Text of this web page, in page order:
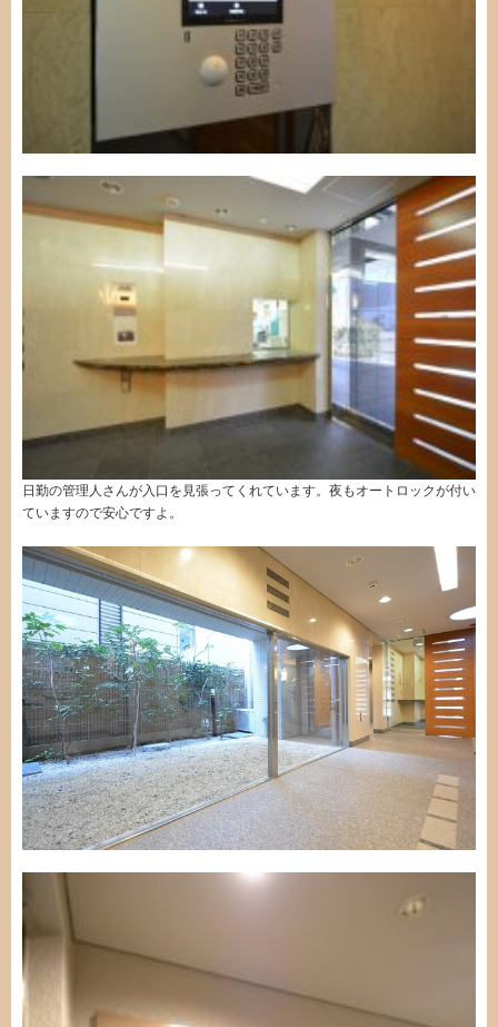
日勤の管理人さんが入口を見張ってくれています。夜もオートロックが付い
ていますので安心ですよ。